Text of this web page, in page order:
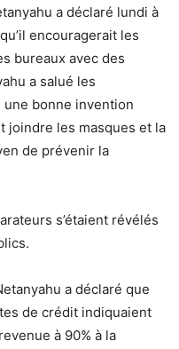
a déclaré lundi à
encouragerait les
bureaux avec des
a salué les
bonne invention
joindre les masques et la
de prévenir la
s’étaient révélés
a déclaré que
de crédit indiquaient
à 90% à la